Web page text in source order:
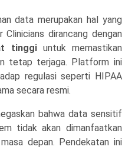
data merupakan hal yang
dirancang dengan
tinggi untuk memastikan
tetap terjaga. Platform ini
regulasi seperti HIPAA
secara resmi.
bahwa data sensitif
tidak akan dimanfaatkan
depan. Pendekatan ini